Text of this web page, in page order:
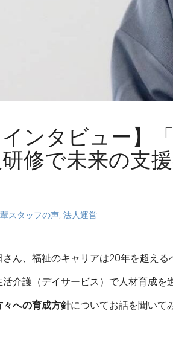
インタビュー】
修で未来の支
スタッフの声, 法人運営
ん、福祉のキャリアは20年を超える
介護（デイサービス）で人材育成を
への育成方針についてお話を聞いて